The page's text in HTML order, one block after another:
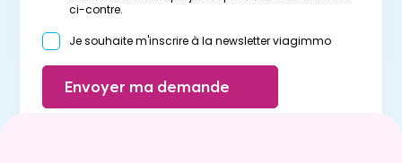
ci-contre.
Je souhaite m'inscrire à la newsletter viagimmo
Envoyer ma demande